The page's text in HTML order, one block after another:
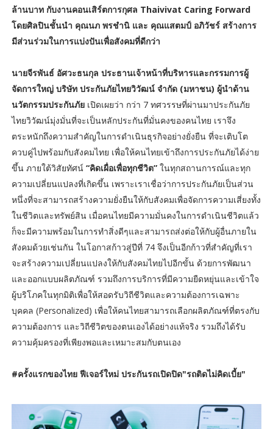
ล้านบาท กับงานคอนเสิร์ตการกุศล Thaivivat Caring Forward
โดยศิลปินชั้นนำ คุณนภ พรชำนิ และ คุณแสตมป์ อภิวัชร์ สร้างการ
มีส่วนร่วมในการแบ่งปันเพื่อสังคมที่ดีกว่า
นายจีรพันธ์ อัศวะธนกุล ประธานเจ้าหน้าที่บริหารและกรรมการผู้
จัดการใหญ่ บริษัท ประกันภัยไทยวิวัฒน์ จำกัด (มหาชน) ผู้นำด้าน
นวัตกรรมประกันภัยเปิดเผยว่า กว่า 7 ทศวรรษที่ผ่านมาประกันภัย
ไทยวิวัฒน์มุ่งมั่นที่จะเป็นหลักประกันที่มั่นคงของคนไทย เราจึง
ตระหนักถึงความสำคัญในการดำเนินธุรกิจอย่างยั่งยืน ที่จะเติบโต
ควบคู่ไปพร้อมกับสังคมไทย เพื่อให้คนไทยเข้าถึงการประกันภัยได้ง่าย
ขึ้น ภายใต้วิสัยทัศน์ “คิดเผื่อเพื่อทุกชีวิต” ในทุกสถานการณ์และทุก
ความเปลี่ยนแปลงที่เกิดขึ้น เพราะเราเชื่อว่าการประกันภัยเป็นส่วน
หนึ่งที่จะสามารถสร้างความยั่งยืนให้กับสังคมเพื่อจัดการความเสี่ยงทั้ง
ในชีวิตและทรัพย์สิน เมื่อคนไทยมีความมั่นคงในการดำเนินชีวิตแล้ว
ก็จะมีความพร้อมในการทำสิ่งดีๆและสามารถส่งต่อให้กับผู้อื่นภายใน
สังคมด้วยเช่นกัน ในโอกาสก้าวสู่ปีที่ 74 จึงเป็นอีกก้าวที่สำคัญที่เรา
จะสร้างความเปลี่ยนแปลงให้กับสังคมไทยไปอีกขั้น ด้วยการพัฒนา
และออกแบบผลิตภัณฑ์ รวมถึงการบริการที่มีความยืดหยุ่นและเข้าใจ
ผู้บริโภคในทุกมิติเพื่อให้สอดรับวิถีชีวิตและความต้องการเฉพาะ
บุคคล (Personalized) เพื่อให้คนไทยสามารถเลือกผลิตภัณฑ์ที่ตรงกับ
ความต้องการ และวิถีชีวิตของตนเองได้อย่างแท้จริง รวมถึงได้รับ
ความคุ้มครองที่เพียงพอและเหมาะสมกับตนเอง
#ครั้งแรกของไทย ฟีเจอร์ใหม่ ประกันรถเปิดปิด"รถติดไม่คิดเบี้ย"